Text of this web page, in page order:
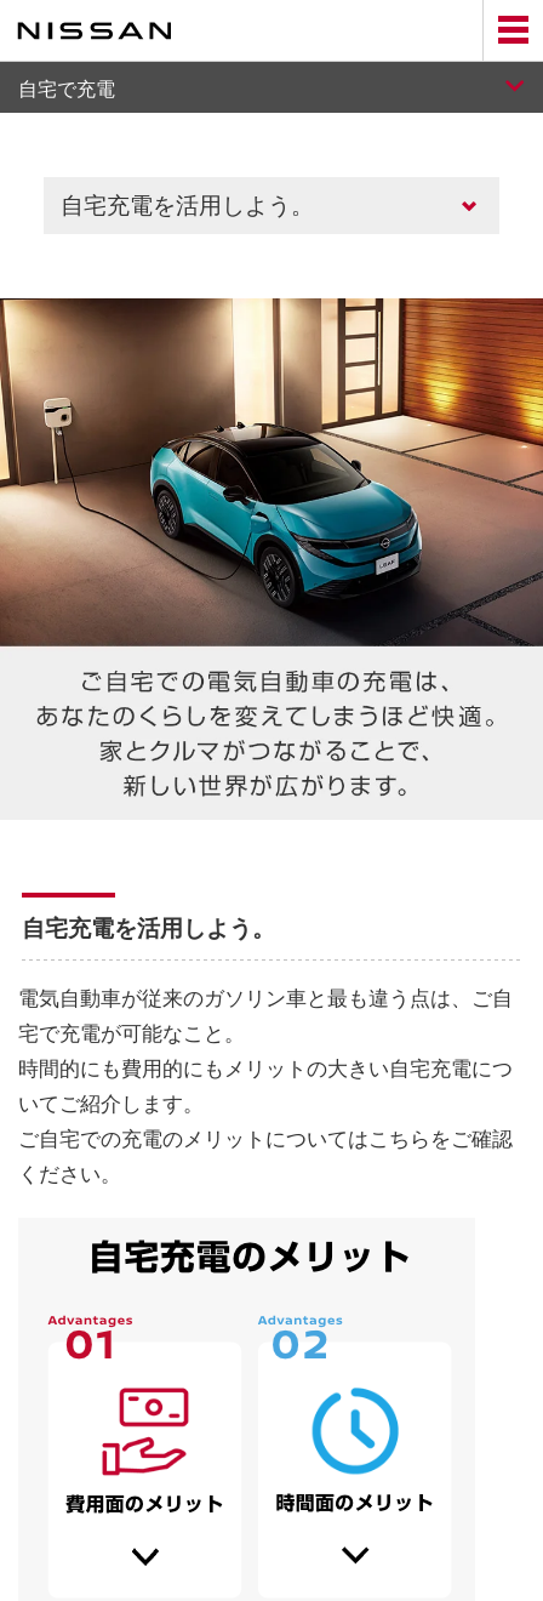
content
自宅で充電
自宅充電を活用しよう。
電気自動車が従来のガソリン車と最も違う点は、ご自
宅で充電が可能なこと。
時間的にも費用的にもメリットの大きい自宅充電につ
いてご紹介します。
ご自宅での充電のメリットについてはこちらをご確認
ください。